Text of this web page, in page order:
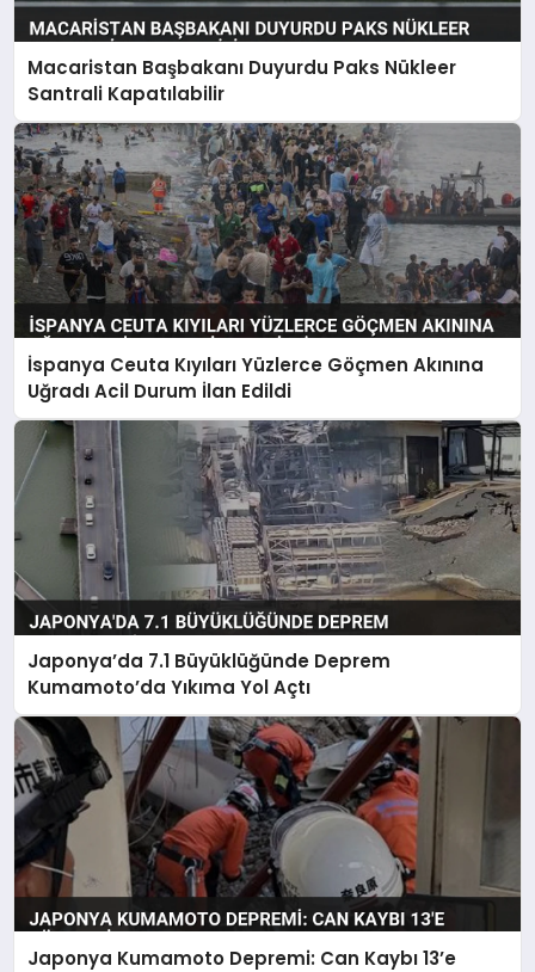
Macaristan Başbakanı Duyurdu Paks Nükleer
Santrali Kapatılabilir
İspanya Ceuta Kıyıları Yüzlerce Göçmen Akınına
Uğradı Acil Durum İlan Edildi
Japonya’da 7.1 Büyüklüğünde Deprem
Kumamoto’da Yıkıma Yol Açtı
Japonya Kumamoto Depremi: Can Kaybı 13’e